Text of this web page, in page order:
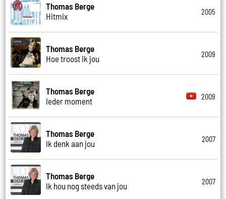
Thomas Berge
Hitmix
2005
Thomas Berge
Hoe troost ik jou
2009
Thomas Berge
Ieder moment
2009
Thomas Berge
Ik denk aan jou
2007
Thomas Berge
Ik hou nog steeds van jou
2007